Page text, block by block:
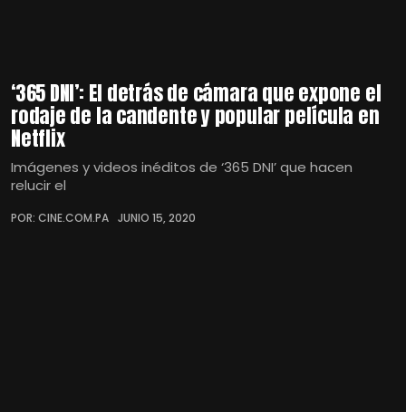
‘365 DNI’: El detrás de cámara que expone el
rodaje de la candente y popular película en
Netflix
Imágenes y videos inéditos de ‘365 DNI’ que hacen
relucir el
POR: CINE.COM.PA JUNIO 15, 2020